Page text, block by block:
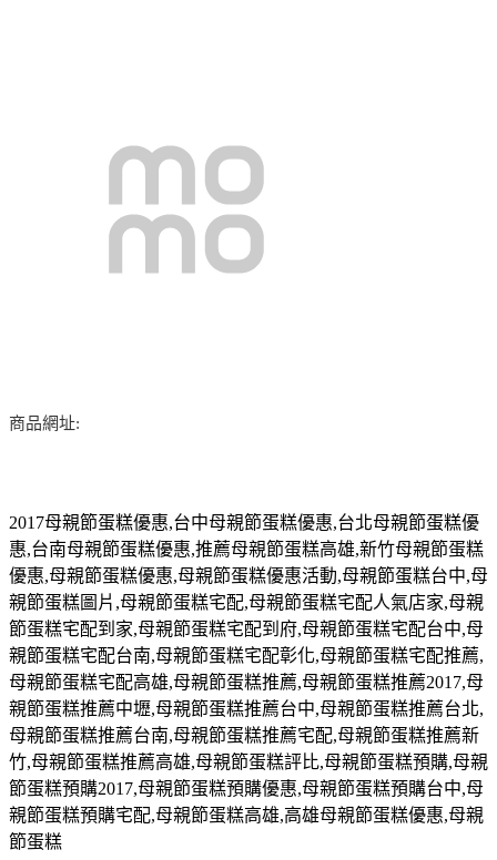
商品網址:
2017母親節蛋糕優惠,台中母親節蛋糕優惠,台北母親節蛋糕優
惠,台南母親節蛋糕優惠,推薦母親節蛋糕高雄,新竹母親節蛋糕
優惠,母親節蛋糕優惠,母親節蛋糕優惠活動,母親節蛋糕台中,母
親節蛋糕圖片 ,母親節蛋糕宅配,母親節蛋糕宅配人氣店家,母親
節蛋糕宅配到家,母親節蛋糕宅配到府,母親節蛋糕宅配台中,母
親節蛋糕宅配台南,母親節蛋糕宅配彰化,母親節蛋糕宅配推薦,
母親節蛋糕宅配高雄,母親節蛋糕推薦,母親節蛋糕推薦2017,母
親節蛋糕推薦中壢,母親節蛋糕推薦台中,母親節蛋糕推薦台北,
母親節蛋糕推薦台南,母親節蛋糕推薦宅配,母親節蛋糕推薦新
竹,母親節蛋糕推薦高雄,母親節蛋糕評比,母親節蛋糕預購,母親
節蛋糕預購2017,母親節蛋糕預購優惠,母親節蛋糕預購台中,母
親節蛋糕預購宅配,母親節蛋糕高雄,高雄母親節蛋糕優惠,母親
節蛋糕